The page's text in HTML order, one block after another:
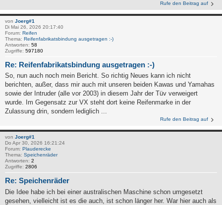
Rufe den Beitrag auf
von Joerg#1
Di Mai 26, 2026 20:17:40
Forum: Reifen
Thema: Reifenfabrikatsbindung ausgetragen :-)
Antworten: 58
Zugriffe: 597180
Re: Reifenfabrikatsbindung ausgetragen :-)
So, nun auch noch mein Bericht. So richtig Neues kann ich nicht
berichten, außer, dass mir auch mit unseren beiden Kawas und Yamahas
sowie der Intruder (alle vor 2003) in diesem Jahr der Tüv verweigert
wurde. Im Gegensatz zur VX steht dort keine Reifenmarke in der
Zulassung drin, sondern lediglich ...
Rufe den Beitrag auf
von Joerg#1
Do Apr 30, 2026 16:21:24
Forum: Plauderecke
Thema: Speichenräder
Antworten: 2
Zugriffe: 2806
Re: Speichenräder
Die Idee habe ich bei einer australischen Maschine schon umgesetzt
gesehen, vielleicht ist es die auch, ist schon länger her. War hier auch als